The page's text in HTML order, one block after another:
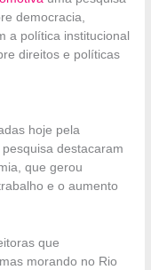
democracia,
a política institucional
direitos e políticas
hoje pela
destacaram
que gerou
e o aumento
que
morando no Rio